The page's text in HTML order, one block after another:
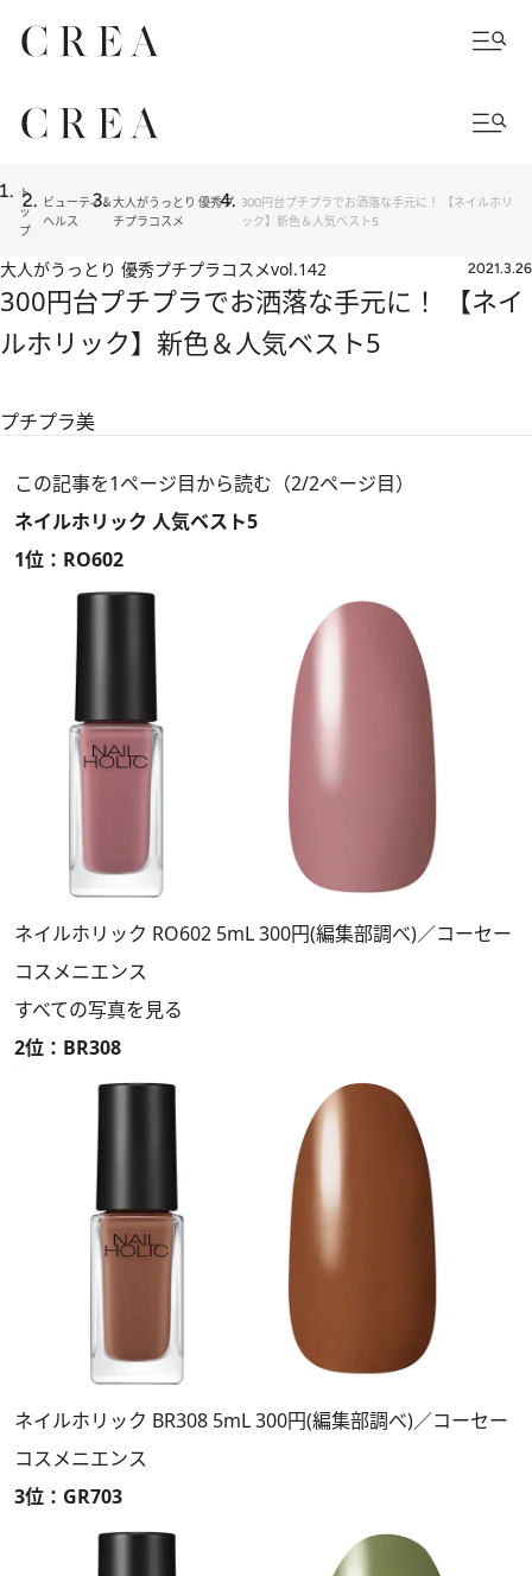
ト
ッ
プ
ビューティ＆
ヘルス
大人がうっとり 優秀プ
チプラコスメ
300円台プチプラでお洒落な手元に！ 【ネイルホリ
ック】新色＆人気ベスト5
大人がうっとり 優秀プチプラコスメvol.142 2021.3.26
300円台プチプラでお洒落な手元に！ 【ネイ
ルホリック】新色＆人気ベスト5
プチプラ美
この記事を1ページ目から読む（2/2ページ目）
ネイルホリック 人気ベスト5
1位：RO602
ネイルホリック RO602 5mL 300円(編集部調べ)／コーセー
コスメニエンス
すべての写真を見る
2位：BR308
ネイルホリック BR308 5mL 300円(編集部調べ)／コーセー
コスメニエンス
3位：GR703